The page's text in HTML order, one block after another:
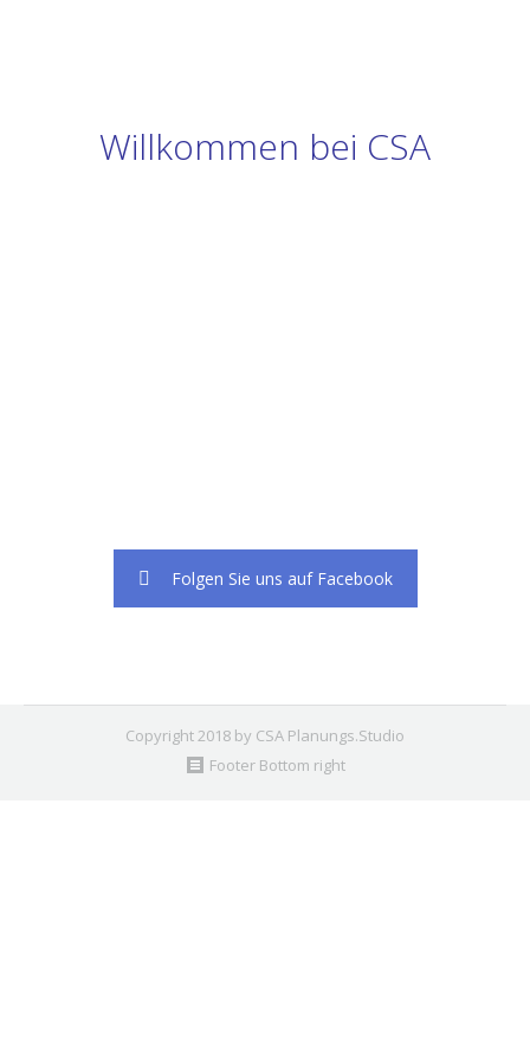
Willkommen bei CSA
Folgen Sie uns auf Facebook
Copyright 2018 by CSA Planungs.Studio
Footer Bottom right